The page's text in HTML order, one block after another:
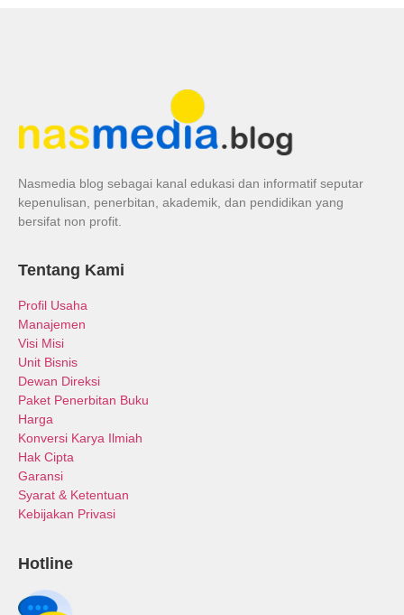
Nasmedia blog sebagai kanal edukasi dan informatif seputar
kepenulisan, penerbitan, akademik, dan pendidikan yang
bersifat non profit.
Tentang Kami
Profil Usaha
Manajemen
Visi Misi
Unit Bisnis
Dewan Direksi
Paket Penerbitan Buku
Harga
Konversi Karya Ilmiah
Hak Cipta
Garansi
Syarat & Ketentuan
Kebijakan Privasi
Hotline